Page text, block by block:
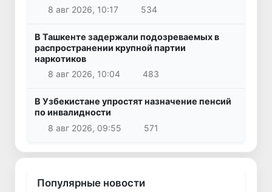
8 авг 2026, 10:17
534
В Ташкенте задержали подозреваемых в
распространении крупной партии
наркотиков
8 авг 2026, 10:04
483
В Узбекистане упростят назначение пенсий
по инвалидности
8 авг 2026, 09:55
571
Популярные новости